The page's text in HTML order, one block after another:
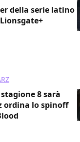
della serie latino
8 sarà
ordina lo spinoff